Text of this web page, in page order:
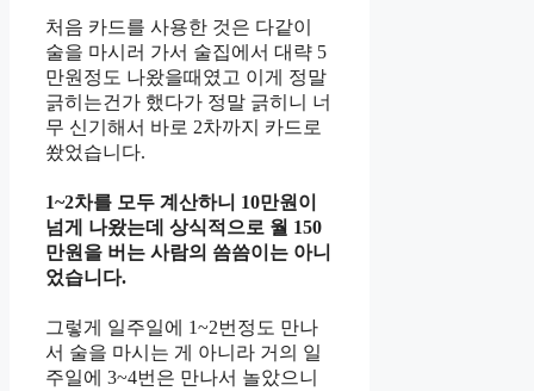
처음 카드를 사용한 것은 다같이
술을 마시러 가서 술집에서 대략 5
만원정도 나왔을때였고 이게 정말
긁히는건가 했다가 정말 긁히니 너
무 신기해서 바로 2차까지 카드로
쐈었습니다.
1~2차를 모두 계산하니 10만원이
넘게 나왔는데 상식적으로 월 150
만원을 버는 사람의 씀씀이는 아니
었습니다.
그렇게 일주일에 1~2번정도 만나
서 술을 마시는 게 아니라 거의 일
주일에 3~4번은 만나서 놀았으니